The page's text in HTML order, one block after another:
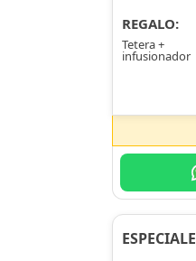
REGALO:
Tetera +
infusionador